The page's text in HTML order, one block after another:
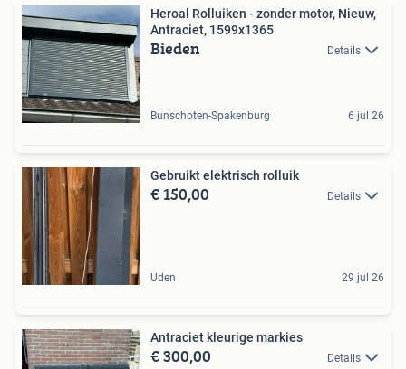
Heroal Rolluiken - zonder motor, Nieuw,
Antraciet, 1599x1365
Bieden Details
Bunschoten-Spakenburg 6 jul 26
Gebruikt elektrisch rolluik
€ 150,00 Details
Uden 29 jul 26
Antraciet kleurige markies
€ 300,00 Details